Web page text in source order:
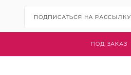
ПОД ЗАКАЗ
ПОДПИСАТЬСЯ НА РАССЫЛКУ